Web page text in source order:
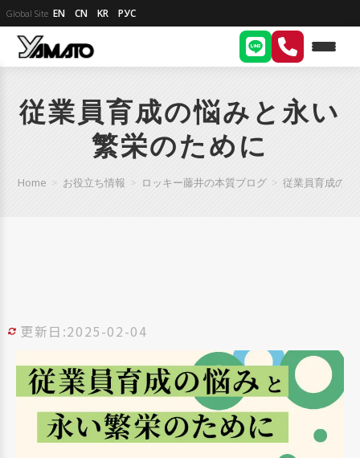
Global Site EN CN KR РУС
従業員育成の悩みと永い
繁栄のために
Home > お役立ち情報 > ロッキー藤井の本質ブログ > 従業員育成の
更新日:2025-02-04